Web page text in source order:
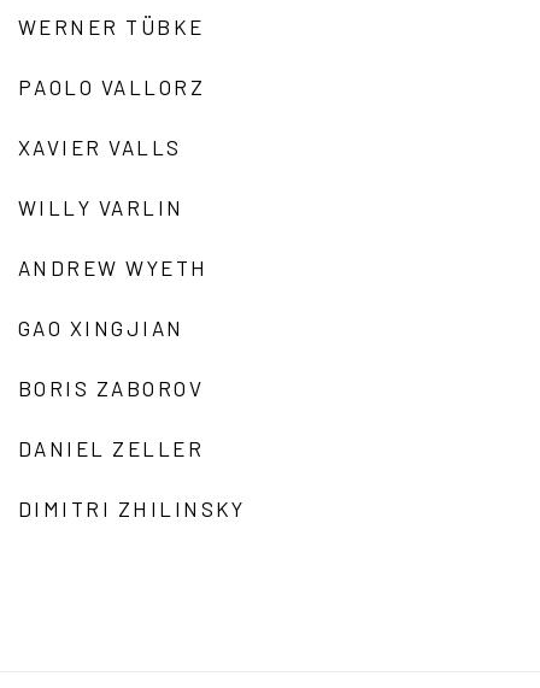
WERNER TÜBKE
PAOLO VALLORZ
XAVIER VALLS
WILLY VARLIN
ANDREW WYETH
GAO XINGJIAN
BORIS ZABOROV
DANIEL ZELLER
DIMITRI ZHILINSKY